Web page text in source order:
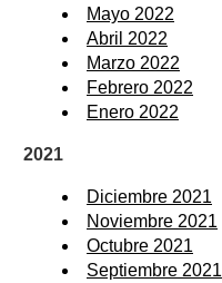
Mayo 2022
Abril 2022
Marzo 2022
Febrero 2022
Enero 2022
2021
Diciembre 2021
Noviembre 2021
Octubre 2021
Septiembre 2021